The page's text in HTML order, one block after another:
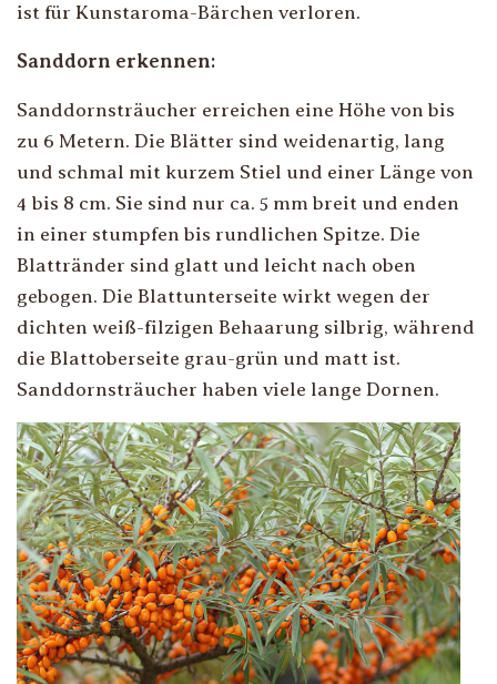
ist für Kunstaroma-Bärchen verloren.
Sanddorn erkennen:
Sanddornsträucher erreichen eine Höhe von bis
zu 6 Metern. Die Blätter sind weidenartig, lang
und schmal mit kurzem Stiel und einer Länge von
4 bis 8 cm. Sie sind nur ca. 5 mm breit und enden
in einer stumpfen bis rundlichen Spitze. Die
Blattränder sind glatt und leicht nach oben
gebogen. Die Blattunterseite wirkt wegen der
dichten weiß-filzigen Behaarung silbrig, während
die Blattoberseite grau-grün und matt ist.
Sanddornsträucher haben viele lange Dornen.